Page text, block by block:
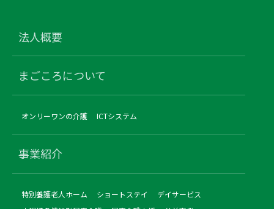
法人概要
まごころについて
オンリーワンの介護 ICTシステム
事業紹介
特別養護老人ホーム ショートステイ
デイサービス